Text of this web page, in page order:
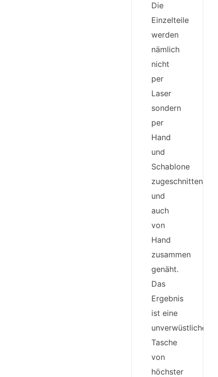
Die
Einzelteile
werden
nämlich
nicht
per
Laser
sondern
per
Hand
und
Schablone
zugeschnitten
und
auch
von
Hand
zusammen
genäht.
Das
Ergebnis
ist eine
unverwüstliche
Tasche
von
höchster